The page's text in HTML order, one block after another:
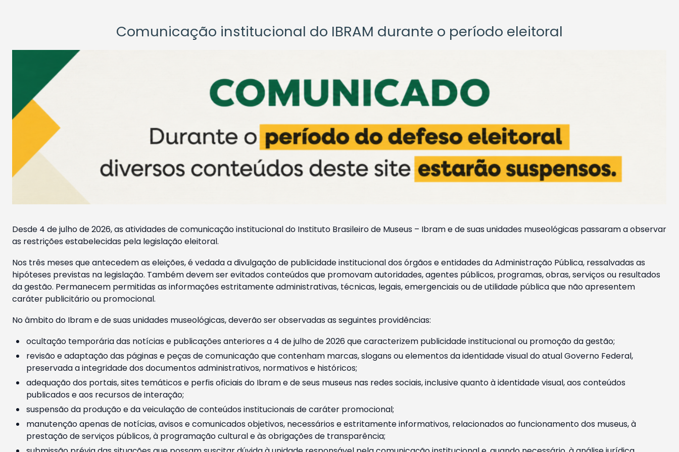
Comunicação institucional do IBRAM durante o período eleitoral
Desde 4 de julho de 2026, as atividades de comunicação institucional do Instituto Brasileiro de Museus – Ibram e de suas unidades museológicas passaram a observar
as restrições estabelecidas pela legislação eleitoral.
Nos três meses que antecedem as eleições, é vedada a divulgação de publicidade institucional dos órgãos e entidades da Administração Pública, ressalvadas as
hipóteses previstas na legislação. Também devem ser evitados conteúdos que promovam autoridades, agentes públicos, programas, obras, serviços ou resultados
da gestão. Permanecem permitidas as informações estritamente administrativas, técnicas, legais, emergenciais ou de utilidade pública que não apresentem
caráter publicitário ou promocional.
No âmbito do Ibram e de suas unidades museológicas, deverão ser observadas as seguintes providências:
ocultação temporária das notícias e publicações anteriores a 4 de julho de 2026 que caracterizem publicidade institucional ou promoção da gestão;
revisão e adaptação das páginas e peças de comunicação que contenham marcas, slogans ou elementos da identidade visual do atual Governo Federal,
preservada a integridade dos documentos administrativos, normativos e históricos;
adequação dos portais, sites temáticos e perfis oficiais do Ibram e de seus museus nas redes sociais, inclusive quanto à identidade visual, aos conteúdos
publicados e aos recursos de interação;
suspensão da produção e da veiculação de conteúdos institucionais de caráter promocional;
manutenção apenas de notícias, avisos e comunicados objetivos, necessários e estritamente informativos, relacionados ao funcionamento dos museus, à
prestação de serviços públicos, à programação cultural e às obrigações de transparência;